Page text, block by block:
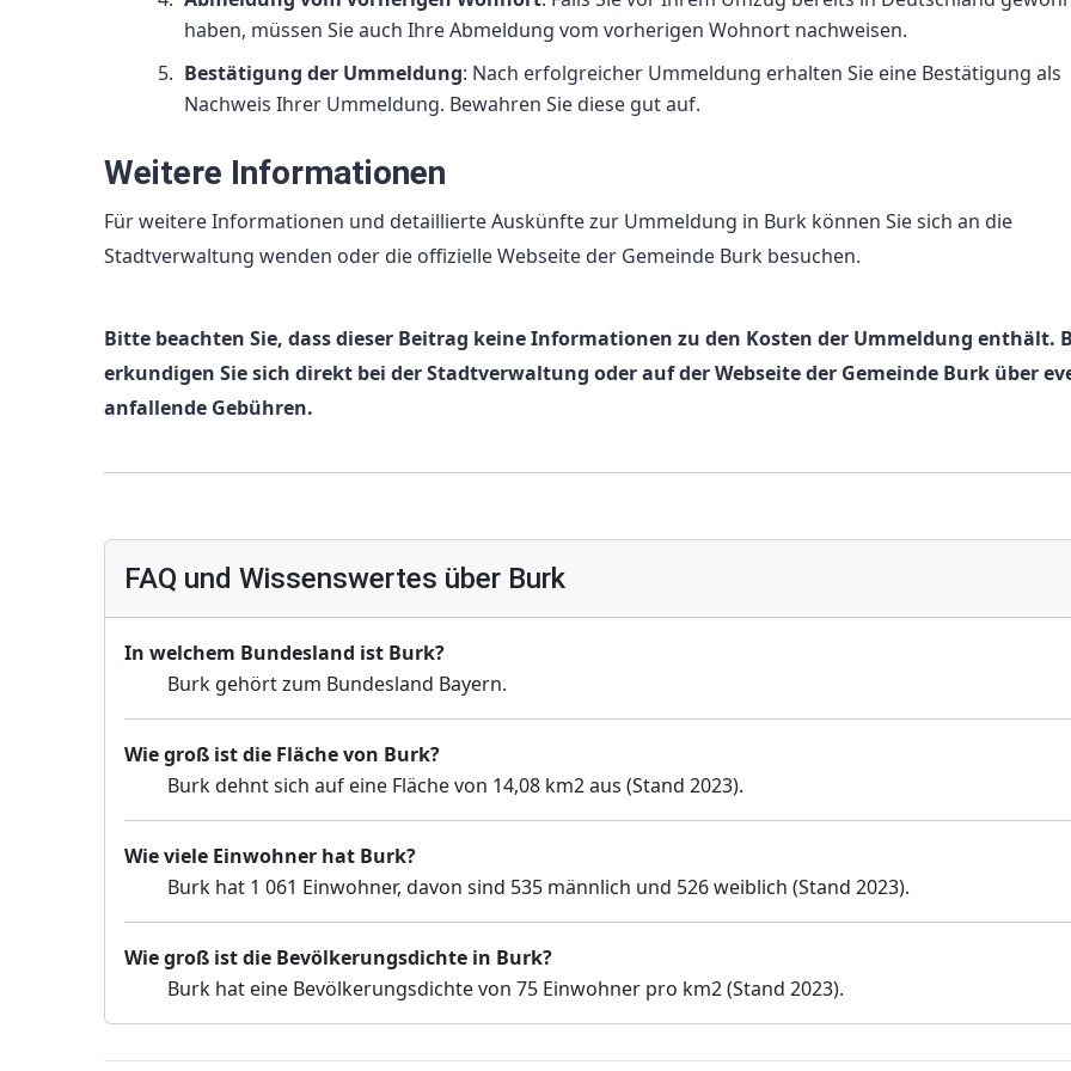
haben, müssen Sie auch Ihre Abmeldung vom vorherigen Wohnort nachweisen.
Bestätigung der Ummeldung: Nach erfolgreicher Ummeldung erhalten Sie eine Bestätigung als
Nachweis Ihrer Ummeldung. Bewahren Sie diese gut auf.
Weitere Informationen
Für weitere Informationen und detaillierte Auskünfte zur Ummeldung in Burk können Sie sich an die
Stadtverwaltung wenden oder die offizielle Webseite der Gemeinde Burk besuchen.
Bitte beachten Sie, dass dieser Beitrag keine Informationen zu den Kosten der Ummeldung enthält.
erkundigen Sie sich direkt bei der Stadtverwaltung oder auf der Webseite der Gemeinde Burk über
anfallende Gebühren.
FAQ und Wissenswertes über Burk
In welchem Bundesland ist Burk?
Burk gehört zum Bundesland Bayern.
Wie groß ist die Fläche von Burk?
Burk dehnt sich auf eine Fläche von 14,08 km2 aus (Stand 2023).
Wie viele Einwohner hat Burk?
Burk hat 1 061 Einwohner, davon sind 535 männlich und 526 weiblich (Stand 2023).
Wie groß ist die Bevölkerungsdichte in Burk?
Burk hat eine Bevölkerungsdichte von 75 Einwohner pro km2 (Stand 2023).